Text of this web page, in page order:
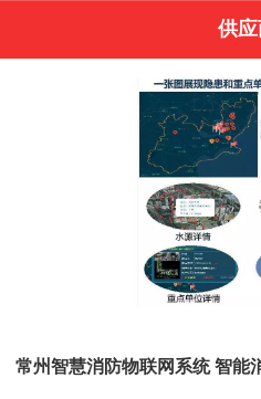
供
常州智慧消防物联网系统 智能